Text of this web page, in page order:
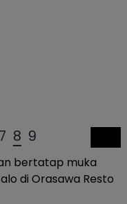
7 8 9
bertatap muka
di Orasawa Resto